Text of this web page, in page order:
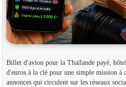
Billet d'avion pour la Thaïlande payé,
d'euros à la clé pour une simple mission à
annonces qui circulent sur les réseaux